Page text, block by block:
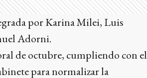
por Karina Milei, Luis
Adorni.
de octubre, cumpliendo con el
para normalizar la